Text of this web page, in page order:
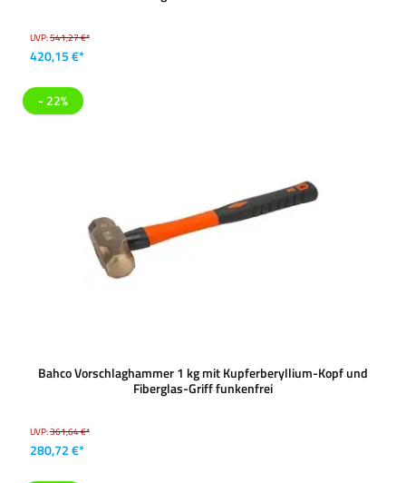
UVP:541,27 €*
420,15 €*
- 22%
Bahco Vorschlaghammer 1 kg mit Kupferberyllium-Kopf und
Fiberglas-Griff funkenfrei
UVP:361,64 €*
280,72 €*